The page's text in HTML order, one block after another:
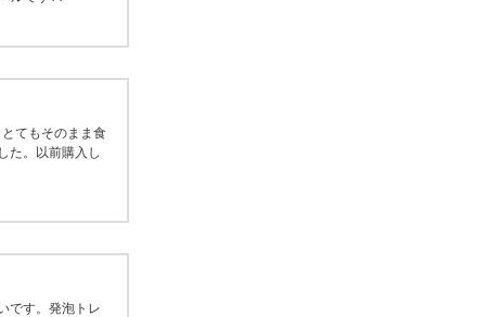
てもそのまま食
た。以前購入し
です。発泡トレ